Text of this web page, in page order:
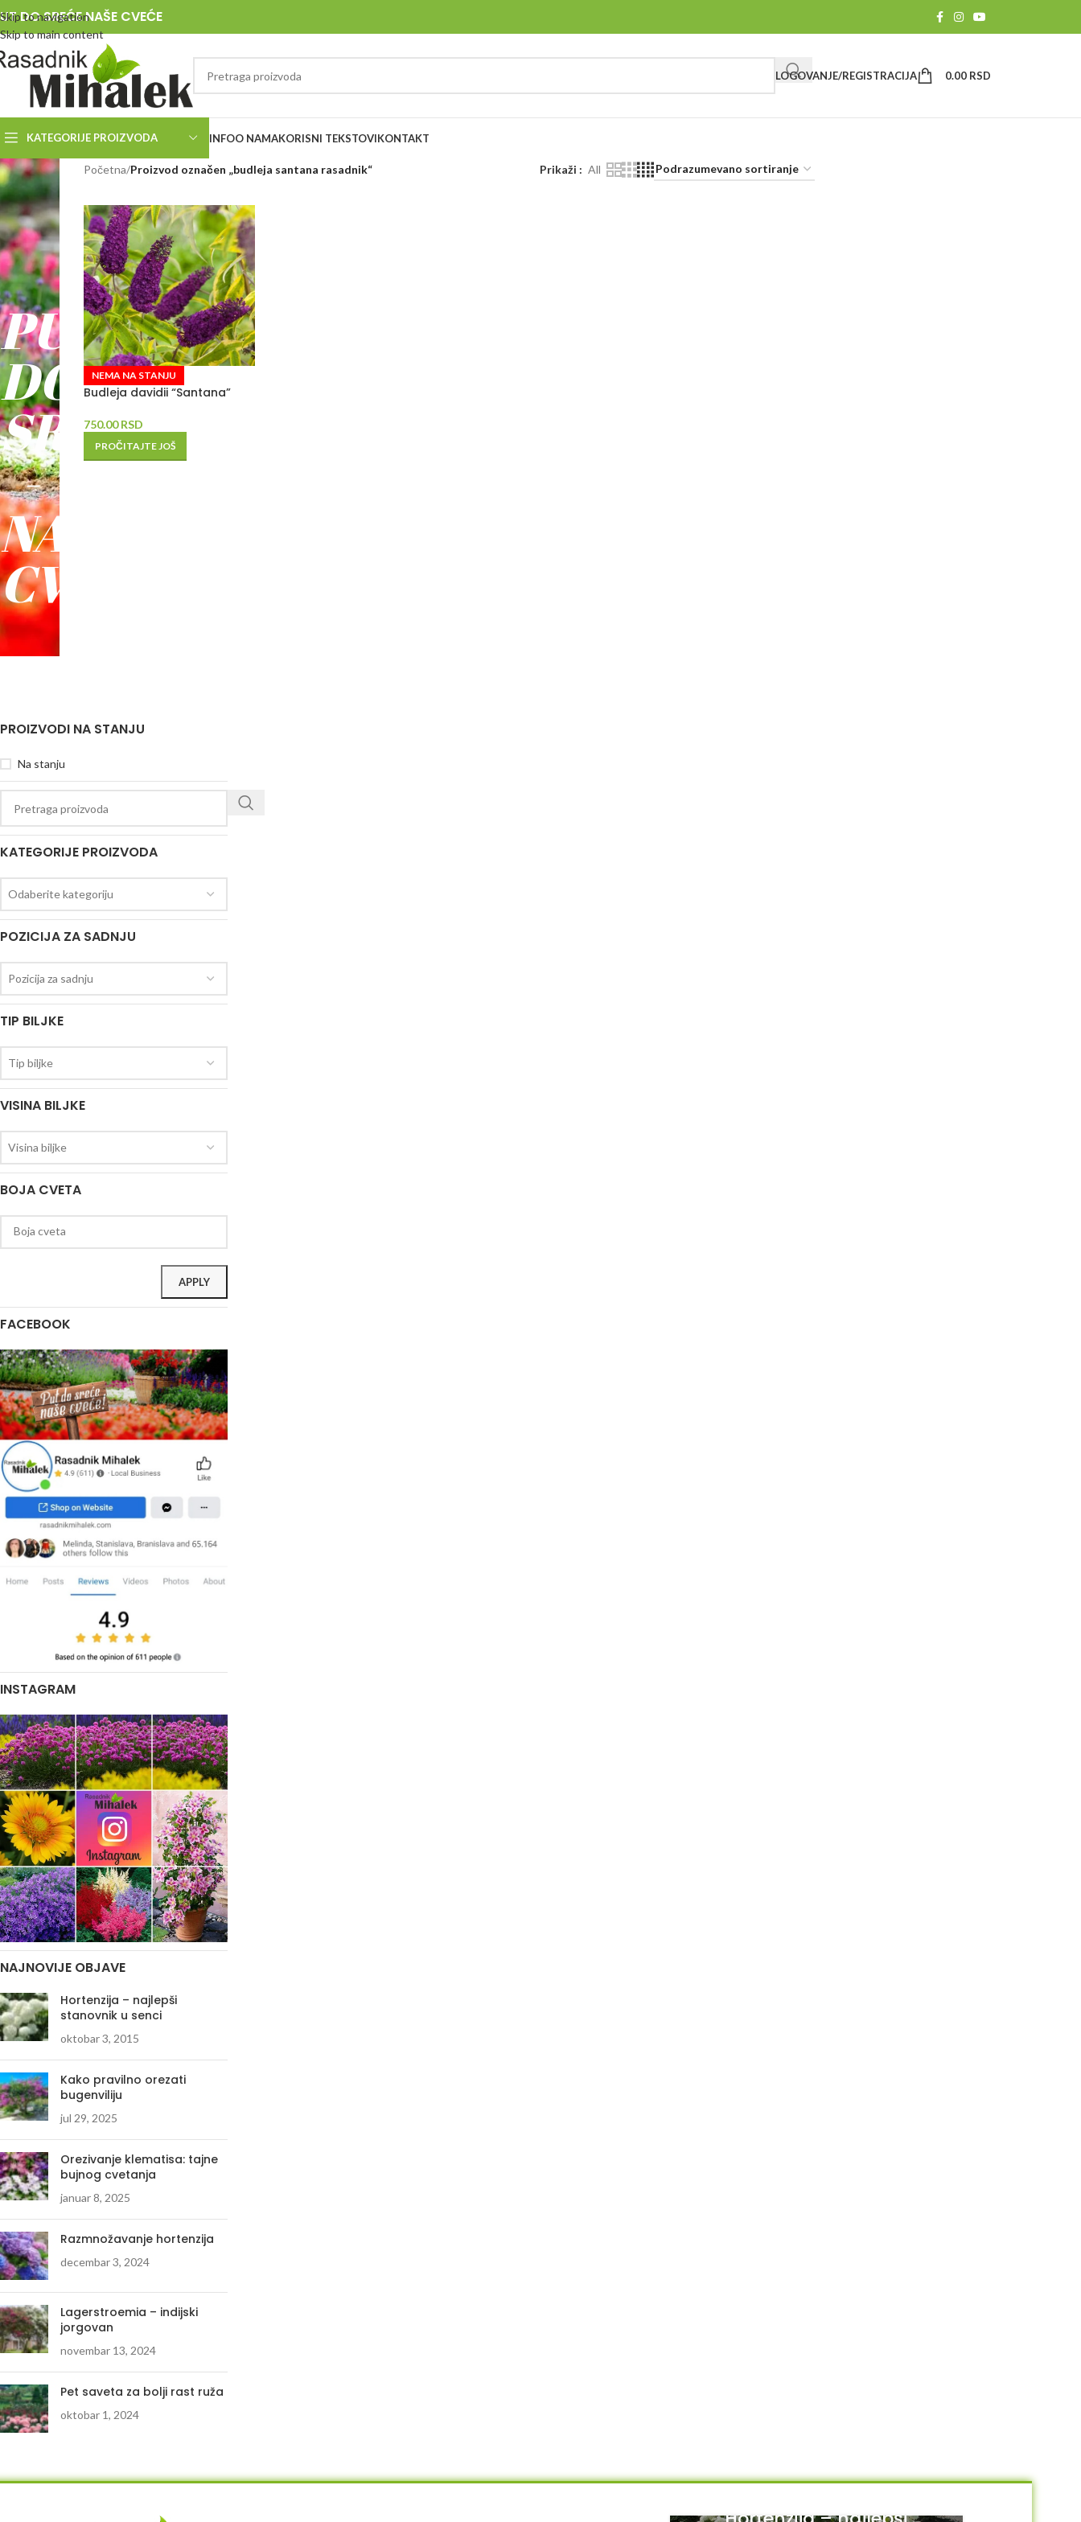
Skip to navigation
Skip to main content
DO SREĆE NAŠE CVEĆE
LOGOVANJE/REGISTRACIJA 0.00 RSD
KATEGORIJE PROIZVODA INFOO NAMAKORISNI TEKSTOVIKONTAKT
RASADNIK
MIHALEK
PUT
DO
SREĆE
-
NAŠE
CVEĆE
Početna/Proizvod označen „budleja santana rasadnik“ Prikaži All
NEMA NA STANJU
Budleja davidii “Santana”
750.00RSD
PROČITAJTE JOŠ
PROIZVODI NA STANJU
Na stanju
KATEGORIJE PROIZVODA
Odaberite kategoriju
POZICIJA ZA SADNJU
Pozicija za sadnju
TIP BILJKE
Tip biljke
VISINA BILJKE
Visina biljke
BOJA CVETA
APPLY
FACEBOOK
INSTAGRAM
NAJNOVIJE OBJAVE
Hortenzija – najlepši
stanovnik u senci
oktobar 3, 2015
Kako pravilno orezati
bugenviliju
jul 29, 2025
Orezivanje klematisa: tajne
bujnog cvetanja
januar 8, 2025
Razmnožavanje hortenzija
decembar 3, 2024
Lagerstroemia – indijski
jorgovan
novembar 13, 2024
Pet saveta za bolji rast ruža
oktobar 1, 2024